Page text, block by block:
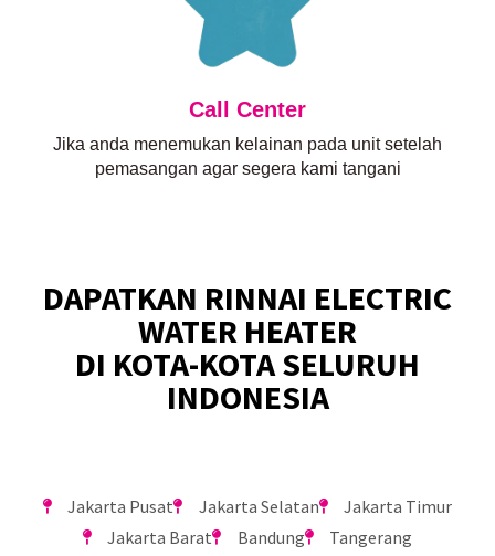
Call Center
Jika anda menemukan kelainan pada unit setelah
pemasangan agar segera kami tangani
DAPATKAN RINNAI ELECTRIC
WATER HEATER
DI KOTA-KOTA SELURUH
INDONESIA
Jakarta Pusat Jakarta Selatan
Jakarta Timur
Jakarta Barat
Bandung
Tangerang